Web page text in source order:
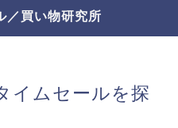
／買い物研究所
イムセールを探